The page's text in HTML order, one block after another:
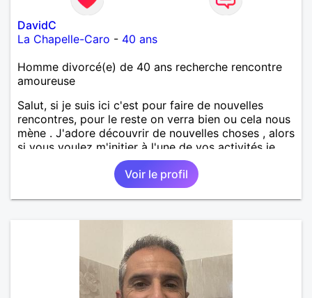
DavidC
La Chapelle-Caro - 40 ans
Homme divorcé(e) de 40 ans recherche rencontre
amoureuse
Salut, si je suis ici c'est pour faire de nouvelles
rencontres, pour le reste on verra bien ou cela nous
mène . J'adore découvrir de nouvelles choses , alors
si vous voulez m'initier à l'une de vos activités je
Voir le profil